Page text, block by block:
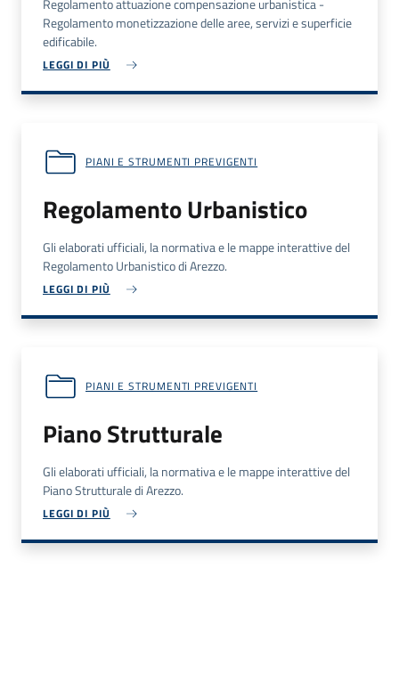
Regolamento attuazione compensazione urbanistica -
Regolamento monetizzazione delle aree, servizi e superficie
edificabile.
LEGGI DI PIÙ
PIANI E STRUMENTI PREVIGENTI
Regolamento Urbanistico
Gli elaborati ufficiali, la normativa e le mappe interattive del
Regolamento Urbanistico di Arezzo.
LEGGI DI PIÙ
PIANI E STRUMENTI PREVIGENTI
Piano Strutturale
Gli elaborati ufficiali, la normativa e le mappe interattive del
Piano Strutturale di Arezzo.
LEGGI DI PIÙ